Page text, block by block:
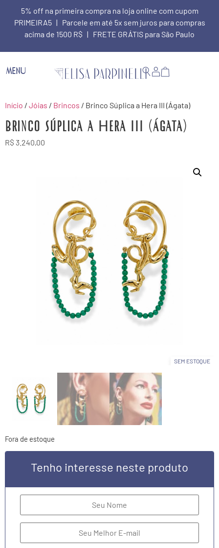
5% off na primeira compra na loja online com cupom
PRIMEIRA5 | Parcele em até 5x sem juros para compras
acima de 1500 R$ | FRETE GRÁTIS para São Paulo
MENU
Início / Jóias / Brincos / Brinco Súplica a Hera III (Ágata)
Brinco Súplica a Hera III (Ágata)
R$ 3.240,00
SEM ESTOQUE
Fora de estoque
Tenho interesse neste produto